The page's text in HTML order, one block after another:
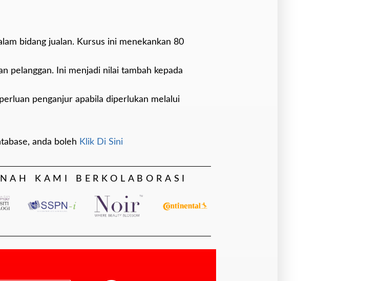
bidang jualan. Kursus ini menekankan 80
pelanggan. Ini menjadi nilai tambah kepada
penganjur apabila diperlukan melalui
anda boleh Klik Di Sini
KAMI BERKOLABORASI